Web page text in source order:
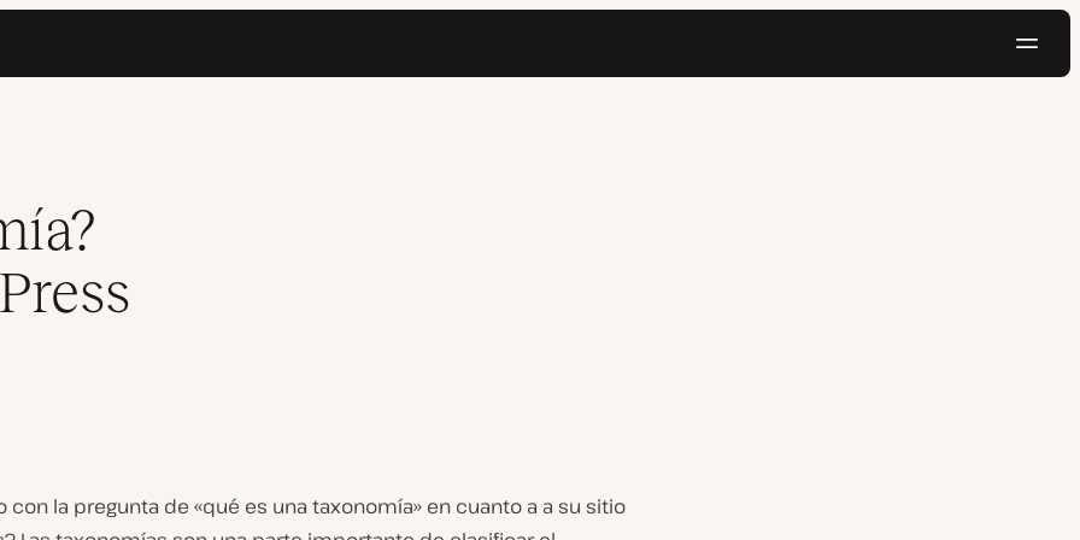
con la pregunta de «qué es una taxonomía» en cuanto a a su sitio